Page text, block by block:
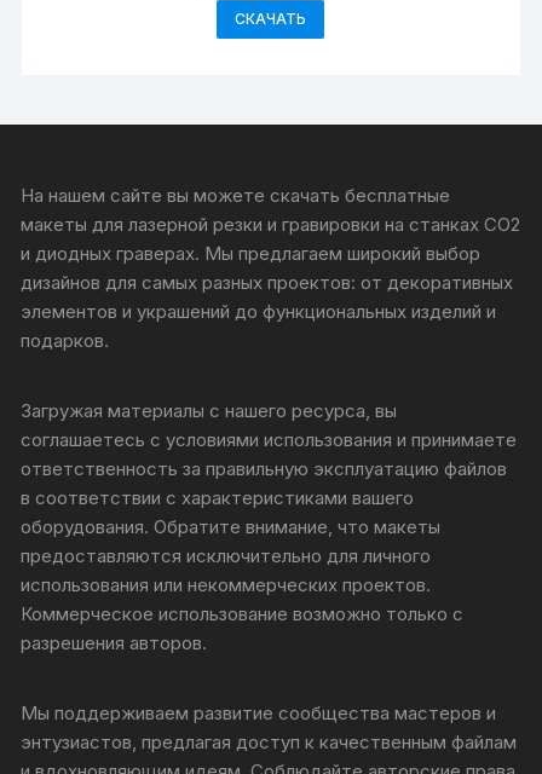
СКАЧАТЬ
На нашем сайте вы можете скачать бесплатные
макеты для лазерной резки и гравировки на станках CO2
и диодных граверах. Мы предлагаем широкий выбор
дизайнов для самых разных проектов: от декоративных
элементов и украшений до функциональных изделий и
подарков.
Загружая материалы с нашего ресурса, вы
соглашаетесь с условиями использования и принимаете
ответственность за правильную эксплуатацию файлов
в соответствии с характеристиками вашего
оборудования. Обратите внимание, что макеты
предоставляются исключительно для личного
использования или некоммерческих проектов.
Коммерческое использование возможно только с
разрешения авторов.
Мы поддерживаем развитие сообщества мастеров и
энтузиастов, предлагая доступ к качественным файлам